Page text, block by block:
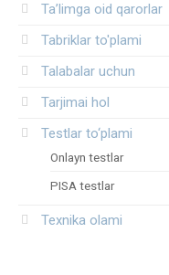
Ta’limga oid qarorlar
Tabriklar to'plami
Talabalar uchun
Tarjimai hol
Testlar to‘plami
Onlayn testlar
PISA testlar
Texnika olami